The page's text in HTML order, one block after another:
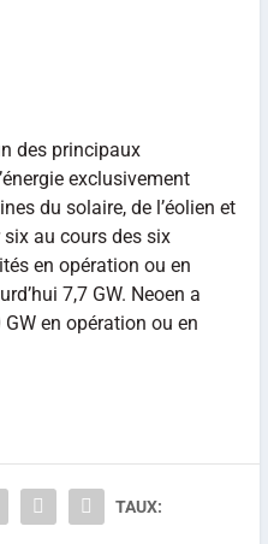
des principaux
exclusivement
du solaire, de l’éolien et
au cours des six
en opération ou en
7,7 GW. Neoen a
en opération ou en
TAUX: